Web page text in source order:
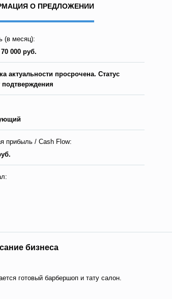
О ПРЕДЛОЖЕНИИ
(в месяц):
000 руб.
актуальности просрочена. Статус
подтверждения
прибыль / Cash Flow:
бизнеса
готовый барбершоп и тату салон.